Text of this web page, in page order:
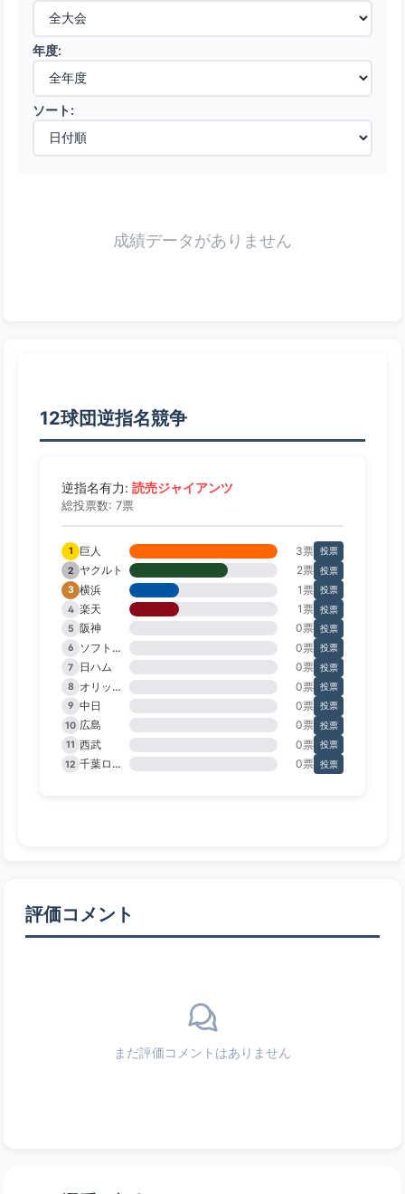
年度:
ソート:
成績データがありません
12球団逆指名競争
逆指名有力: 読売ジャイアンツ
総投票数: 7票
1 巨人 3票 投票
2
ヤクルト 2票 投票
3 横浜 1票 投票
4 楽天 1票 投票
5 阪神 0票 投票
6
ソフトバンク 0票 投票
7
日ハム 0票 投票
8
オリックス 0票 投票
9 中日 0票 投票
10 広島 0票 投票
11 西武 0票 投票
12
千葉ロッテ 0票 投票
評価コメント
まだ評価コメントはありません